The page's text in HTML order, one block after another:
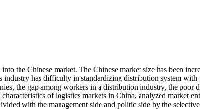
the Chinese market. The Chinese market size has been
has difficulty in standardizing distribution system with
the gap among workers in a distribution industry, the poor
of logistics markets in China, analyzed market
with the management side and politic side by the